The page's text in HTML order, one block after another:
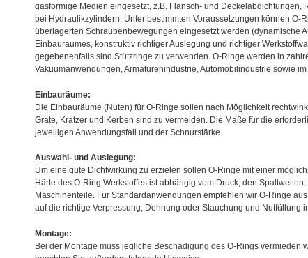
gasförmige Medien eingesetzt, z.B. Flansch- und
bei Hydraulikzylindern. Unter bestimmten Voraussetzungen können
überlagerten Schraubenbewegungen eingesetzt werden (dynamische
Einbauraumes, konstruktiv richtiger Auslegung und richtiger
gegebenenfalls sind Stützringe zu verwenden. O-Ringe werden in
Vakuumanwendungen, Armaturenindustrie, Automobilindustrie sowie
Einbauräume:
Die Einbauräume (Nuten) für O-Ringe sollen nach Möglichkeit
Grate, Kratzer und Kerben sind zu vermeiden. Die Maße für die
jeweiligen Anwendungsfall und der Schnurstärke.
Auswahl- und Auslegung:
Um eine gute Dichtwirkung zu erzielen sollen O-Ringe mit einer
Härte des O-Ring Werkstoffes ist abhängig vom Druck, den
Maschinenteile. Für Standardanwendungen empfehlen wir O-Ringe
auf die richtige Verpressung, Dehnung oder Stauchung und Nutfüllung
Montage:
Bei der Montage muss jegliche Beschädigung des O-Rings vermieden